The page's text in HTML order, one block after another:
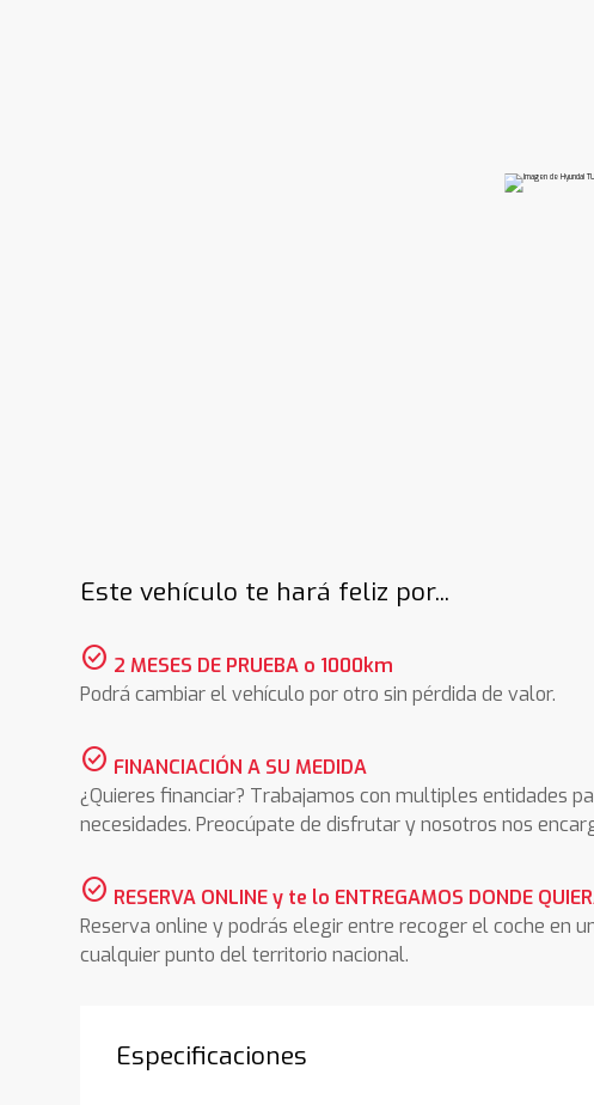
Este vehículo te hará feliz por...
check_circle 2 MESES DE PRUEBA o 1000km
Podrá cambiar el vehículo por otro sin pérdida de valor.
check_circle FINANCIACIÓN A SU MEDIDA
¿Quieres financiar? Trabajamos con multiples entidades
necesidades. Preocúpate de disfrutar y nosotros nos
check_circle RESERVA ONLINE y te lo ENTREGAMOS DONDE
Reserva online y podrás elegir entre recoger el coche en
cualquier punto del territorio nacional.
Especificaciones